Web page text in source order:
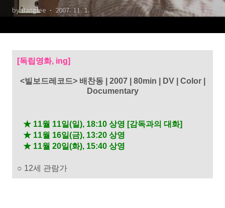
by Banglee 2007. 11. 1.
[독립영화, ing]
<빌보드레코드>배찬동 | 2007 | 80min | DV | Color |
Documentary
★ 11월 11일(일), 18:10 상영 [감독과의 대화]
★ 11월 16일(금), 13:20 상영
★ 11월 20일(화), 15:40 상영
○ 12세 관람가